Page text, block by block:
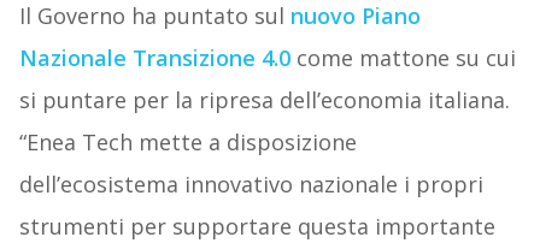
Il Governo ha puntato sul nuovo Piano
Nazionale Transizione 4.0come mattone su cui
si puntare per la ripresa dell’economia italiana.
“Enea Tech mette a disposizione
dell’ecosistema innovativo nazionale i propri
strumenti per supportare questa importante